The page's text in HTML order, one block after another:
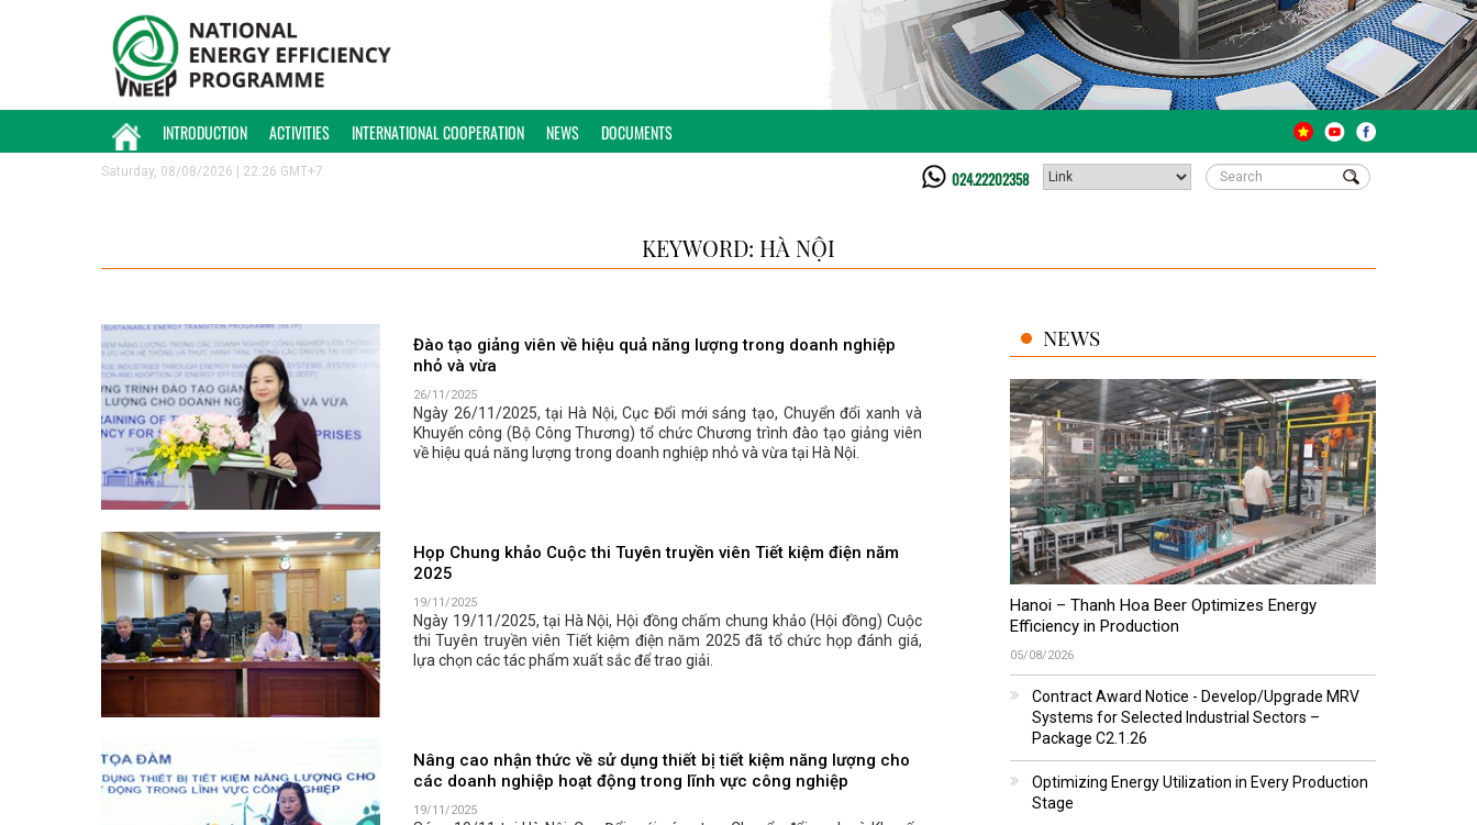
INTRODUCTION ACTIVITIES INTERNATIONAL COOPERATION NEWS DOCUMENTS
Saturday, 08/08/2026 | 22:26 GMT+7 024.22202358
KEYWORD: HÀ NỘI
Đào tạo giảng viên về hiệu quả năng lượng trong doanh nghiệp
nhỏ và vừa
26/11/2025
Ngày 26/11/2025, tại Hà Nội, Cục Đổi mới sáng tạo, Chuyển đổi xanh và
Khuyến công (Bộ Công Thương) tổ chức Chương trình đào tạo giảng viên
về hiệu quả năng lượng trong doanh nghiệp nhỏ và vừa tại Hà Nội.
Họp Chung khảo Cuộc thi Tuyên truyền viên Tiết kiệm điện năm
2025
19/11/2025
Ngày 19/11/2025, tại Hà Nội, Hội đồng chấm chung khảo (Hội đồng) Cuộc
thi Tuyên truyền viên Tiết kiệm điện năm 2025 đã tổ chức họp đánh giá,
lựa chọn các tác phẩm xuất sắc để trao giải.
Nâng cao nhận thức về sử dụng thiết bị tiết kiệm năng lượng cho
các doanh nghiệp hoạt động trong lĩnh vực công nghiệp
19/11/2025
NEWS
Hanoi – Thanh Hoa Beer Optimizes Energy
Efficiency in Production
05/08/2026
Contract Award Notice - Develop/Upgrade MRV
Systems for Selected Industrial Sectors –
Package C2.1.26
Optimizing Energy Utilization in Every Production
Stage